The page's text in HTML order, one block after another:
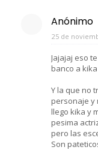
Anónimo
25 de
Jajajaj eso
banco a
Y la que no
personaje y
llego kika y
pesima
pero las
Son